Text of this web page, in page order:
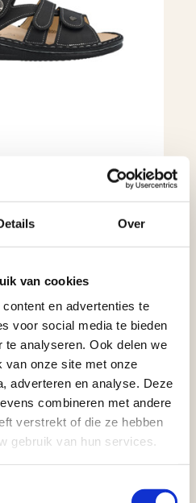
Over
van cookies
en advertenties te
voor social media te bieden
analyseren. Ook delen we
van onze site met onze
adverteren en analyse. Deze
combineren met andere
verstrekt of die ze hebben
gebruik van hun services.